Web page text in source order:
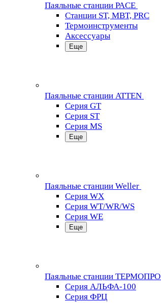
Паяльные станции PACE
Станции ST, MBT, PRC
Термоинструменты
Аксессуары
Еще
Паяльные станции ATTEN
Серия GT
Серия ST
Серия MS
Еще
Паяльные станции Weller
Серия WX
Серия WT/WR/WS
Серия WE
Еще
Паяльные станции ТЕРМОПРО
Серия АЛЬФА-100
Серия ФРЦ